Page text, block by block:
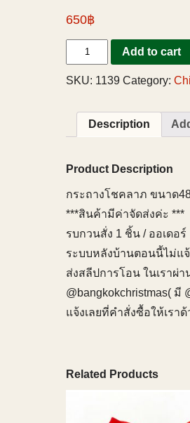
650฿
Add to cart
SKU: 1139 Category:
Description
Product Description
กระถางโชคลาภ ขนาด
***สินค้ามีค่าจัดส่งค่ะ ***
รบกวนสั่ง 1 ชิ้น / ออเดอ
ระบบหลังบ้านตอนนี้ไม่แ
ส่งสลีปการโอน ในเราผ่า
@bangkokchristmas( มี
แจ้งเลยที่คำสั่งซื้อให้เรา
Related Products